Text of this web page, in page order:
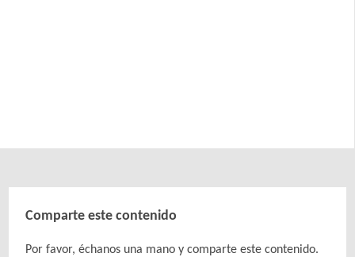
Comparte este contenido
Por favor, échanos una mano y comparte este contenido.